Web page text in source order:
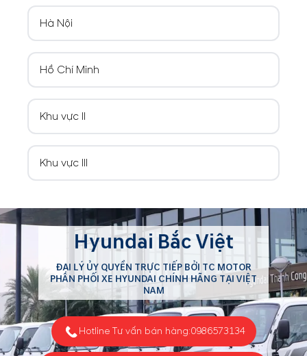
Hà Nội
Hồ Chí Minh
Khu vực II
Khu vực III
Hyundai Bắc Việt
ĐẠI LÝ ỦY QUYỀN TRỰC TIẾP BỞI TC MOTOR
PHÂN PHỐI XE HYUNDAI CHÍNH HÃNG TẠI VIỆT
NAM
Hotline Tư vấn bán hàng:0986573134